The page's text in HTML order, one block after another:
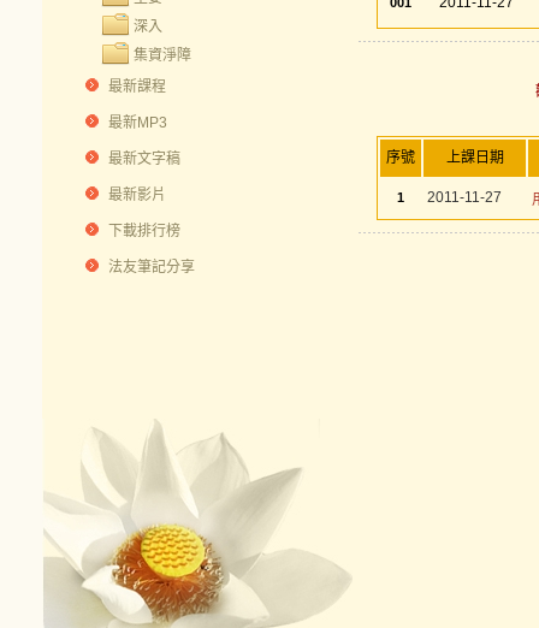
深入
集資淨障
最新課程
最新MP3
最新文字稿
最新影片
下載排行榜
法友筆記分享
序號 上課日期
1 2011-11-27